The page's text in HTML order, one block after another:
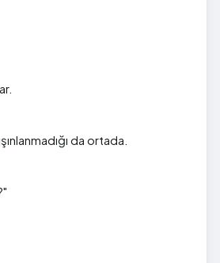
da ortada.